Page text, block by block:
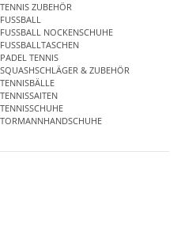
TENNIS ZUBEHÖR
FUSSBALL
FUSSBALL NOCKENSCHUHE
FUSSBALLTASCHEN
PADEL TENNIS
SQUASHSCHLÄGER & ZUBEHÖR
TENNISBÄLLE
TENNISSAITEN
TENNISSCHUHE
TORMANNHANDSCHUHE